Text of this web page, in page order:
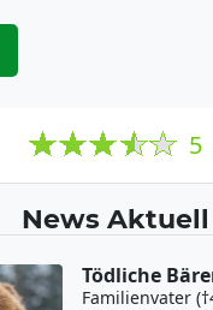
5
News Aktuell
Tödliche
Familienvater